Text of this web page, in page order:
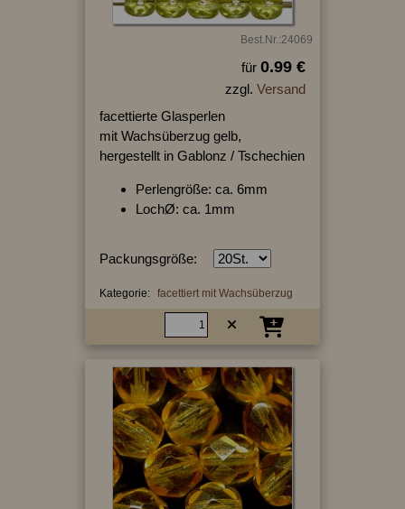
Best.Nr.:24069
für 0.99 €
zzgl. Versand
facettierte Glasperlen
mit Wachsüberzug gelb,
hergestellt in Gablonz / Tschechien
Perlengröße: ca. 6mm
LochØ: ca. 1mm
Packungsgröße:
Kategorie: facettiert mit Wachsüberzug